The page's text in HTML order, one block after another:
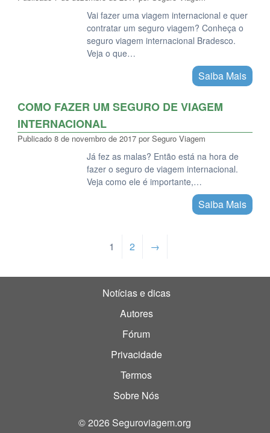
Vai fazer uma viagem internacional e quer
contratar um seguro viagem? Conheça o
seguro viagem internacional Bradesco.
Veja o que…
Saiba Mais
COMO FAZER UM SEGURO DE VIAGEM
INTERNACIONAL
Publicado 8 de novembro de 2017 por Seguro Viagem
Já fez as malas? Então está na hora de
fazer o seguro de viagem internacional.
Veja como ele é importante,…
Saiba Mais
1 2 →
Notícias e dicas
Autores
Fórum
Privacidade
Termos
Sobre Nós
© 2026 Seguroviagem.org